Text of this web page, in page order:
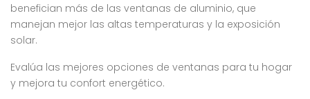
benefician más de las ventanas de aluminio, que
manejan mejor las altas temperaturas y la exposición
solar.
Evalúa las mejores opciones de ventanas para tu hogar
y mejora tu confort energético.